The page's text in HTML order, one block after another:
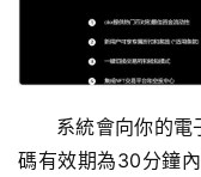
系統會向你的
碼有效期為30分鐘